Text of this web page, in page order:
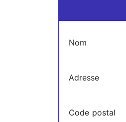
Nom
Adresse
Code postal